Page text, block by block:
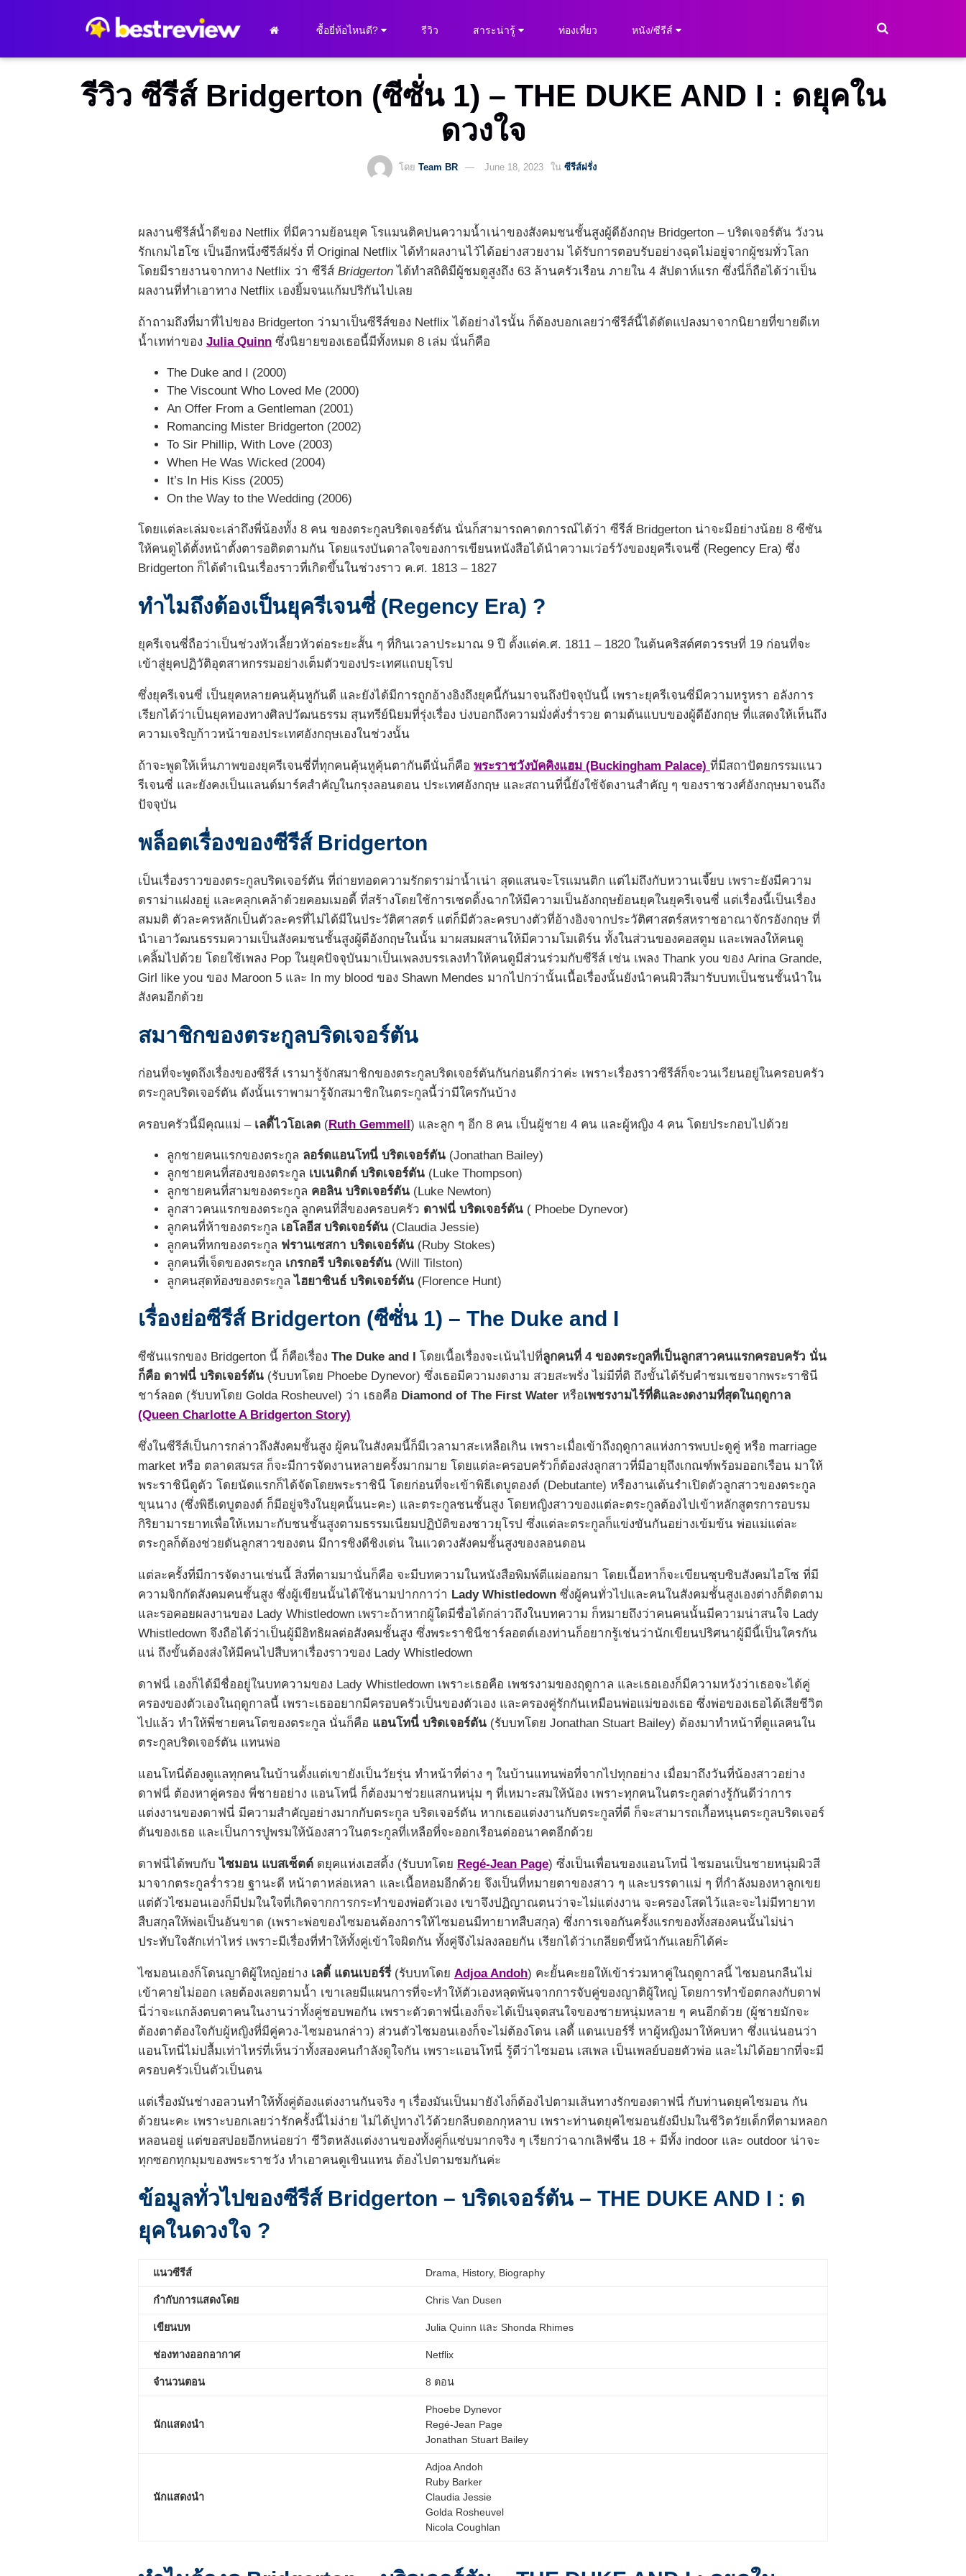
ซื้อยี่ห้อไหนดี? รีวิว สาระน่ารู้ ท่องเที่ยว หนัง/ซีรีส์
รีวิว ซีรีส์ Bridgerton (ซีซั่น 1) – THE DUKE AND I : ดยุคใน
ดวงใจ
โดย Team BR June 18, 2023 ใน ซีรีส์ฝรั่ง
ผลงานซีรีส์น้ำดีของ Netflix ที่มีความย้อนยุค โรแมนติคปนความน้ำเน่าของสังคมชนชั้นสูงผู้ดีอังกฤษ Bridgerton – บริดเจอร์ตัน วังวน
รักเกมไฮโซ เป็นอีกหนึ่งซีรีส์ฝรั่ง ที่ Original Netflix ได้ทำผลงานไว้ได้อย่างสวยงาม ได้รับการตอบรับอย่างฉุดไม่อยู่จากผู้ชมทั่วโลก
โดยมีรายงานจากทาง Netflix ว่า ซีรีส์ Bridgertonได้ทำสถิติมีผู้ชมดูสูงถึง 63 ล้านครัวเรือน ภายใน 4 สัปดาห์แรก ซึ่งนี่ก็ถือได้ว่าเป็น
ผลงานที่ทำเอาทาง Netflix เองยิ้มจนแก้มปริกันไปเลย
ถ้าถามถึงที่มาที่ไปของ Bridgerton ว่ามาเป็นซีรีส์ของ Netflix ได้อย่างไรนั้น ก็ต้องบอกเลยว่าซีรีส์นี้ได้ดัดแปลงมาจากนิยายที่ขายดีเท
น้ำเทท่าของ Julia Quinnซึ่งนิยายของเธอนี้มีทั้งหมด 8 เล่ม นั่นก็คือ
The Duke and I (2000)
The Viscount Who Loved Me (2000)
An Offer From a Gentleman (2001)
Romancing Mister Bridgerton (2002)
To Sir Phillip, With Love (2003)
When He Was Wicked (2004)
It’s In His Kiss (2005)
On the Way to the Wedding (2006)
โดยแต่ละเล่มจะเล่าถึงพี่น้องทั้ง 8 คน ของตระกูลบริดเจอร์ตัน นั่นก็สามารถคาดการณ์ได้ว่า ซีรีส์ Bridgerton น่าจะมีอย่างน้อย 8 ซีซัน
ให้คนดูได้ตั้งหน้าตั้งตารอติดตามกัน โดยแรงบันดาลใจของการเขียนหนังสือได้นำความเว่อร์วังของยุครีเจนซี่ (Regency Era) ซึ่ง
Bridgerton ก็ได้ดำเนินเรื่องราวที่เกิดขึ้นในช่วงราว ค.ศ. 1813 – 1827
ทำไมถึงต้องเป็นยุครีเจนซี่ (Regency Era) ?
ยุครีเจนซี่ถือว่าเป็นช่วงหัวเลี้ยวหัวต่อระยะสั้น ๆ ที่กินเวลาประมาณ 9 ปี ตั้งแต่ค.ศ. 1811 – 1820 ในต้นคริสต์ศตวรรษที่ 19 ก่อนที่จะ
เข้าสู่ยุคปฏิวัติอุตสาหกรรมอย่างเต็มตัวของประเทศแถบยุโรป
ซึ่งยุครีเจนซี่ เป็นยุคหลายคนคุ้นหูกันดี และยังได้มีการถูกอ้างอิงถึงยุคนี้กันมาจนถึงปัจจุบันนี้ เพราะยุครีเจนซี่มีความหรูหรา อลังการ
เรียกได้ว่าเป็นยุคทองทางศิลปวัฒนธรรม สุนทรีย์นิยมที่รุ่งเรื่อง บ่งบอกถึงความมั่งคั่งร่ำรวย ตามต้นแบบของผู้ดีอังกฤษ ที่แสดงให้เห็นถึง
ความเจริญก้าวหน้าของประเทศอังกฤษเองในช่วงนั้น
ถ้าจะพูดให้เห็นภาพของยุครีเจนซี่ที่ทุกคนคุ้นหูคุ้นตากันดีนั่นก็คือ พระราชวังบัคคิงแฮม (Buckingham Palace) ที่มีสถาปัตยกรรมแนว
รีเจนซี่ และยังคงเป็นแลนด์มาร์คสำคัญในกรุงลอนดอน ประเทศอังกฤษ และสถานที่นี้ยังใช้จัดงานสำคัญ ๆ ของราชวงศ์อังกฤษมาจนถึง
ปัจจุบัน
พล็อตเรื่องของซีรีส์ Bridgerton
เป็นเรื่องราวของตระกูลบริดเจอร์ตัน ที่ถ่ายทอดความรักดราม่าน้ำเน่า สุดแสนจะโรแมนติก แต่ไม่ถึงกับหวานเจี๊ยบ เพราะยังมีความ
ดราม่าแฝงอยู่ และคลุกเคล้าด้วยคอมเมอดี้ ที่สร้างโดยใช้การเซตติ้งฉากให้มีความเป็นอังกฤษย้อนยุคในยุครีเจนซี่ แต่เรื่องนี้เป็นเรื่อง
สมมติ ตัวละครหลักเป็นตัวละครที่ไม่ได้มีในประวัติศาสตร์ แต่ก็มีตัวละครบางตัวที่อ้างอิงจากประวัติศาสตร์สหราชอาณาจักรอังกฤษ ที่
นำเอาวัฒนธรรมความเป็นสังคมชนชั้นสูงผู้ดีอังกฤษในนั้น มาผสมผสานให้มีความโมเดิร์น ทั้งในส่วนของคอสตูม และเพลงให้คนดู
เคลิ้มไปด้วย โดยใช้เพลง Pop ในยุคปัจจุบันมาเป็นเพลงบรรเลงทำให้คนดูมีส่วนร่วมกับซีรีส์ เช่น เพลง Thank you ของ Arina Grande,
Girl like you ของ Maroon 5 และ In my blood ของ Shawn Mendes มากไปกว่านั้นเนื้อเรื่องนั้นยังนำคนผิวสีมารับบทเป็นชนชั้นนำใน
สังคมอีกด้วย
สมาชิกของตระกูลบริดเจอร์ตัน
ก่อนที่จะพูดถึงเรื่องของซีรีส์ เรามารู้จักสมาชิกของตระกูลบริดเจอร์ตันกันก่อนดีกว่าค่ะ เพราะเรื่องราวซีรีส์ก็จะวนเวียนอยู่ในครอบครัว
ตระกูลบริดเจอร์ตัน ดังนั้นเราพามารู้จักสมาชิกในตระกูลนี้ว่ามีใครกันบ้าง
ครอบครัวนี้มีคุณแม่ – เลดี้ไวโอเลต(Ruth Gemmell ) และลูก ๆ อีก 8 คน เป็นผู้ชาย 4 คน และผู้หญิง 4 คน โดยประกอบไปด้วย
ลูกชายคนแรกของตระกูล ลอร์ดแอนโทนี่ บริดเจอร์ตัน (Jonathan Bailey)
ลูกชายคนที่สองของตระกูล เบเนดิกต์ บริดเจอร์ตัน(Luke Thompson)
ลูกชายคนที่สามของตระกูล คอลิน บริดเจอร์ตัน(Luke Newton)
ลูกสาวคนแรกของตระกูล ลูกคนที่สี่ของครอบครัว ดาฟนี่ บริดเจอร์ตัน ( Phoebe Dynevor)
ลูกคนที่ห้าของตระกูล เอโลอีส บริดเจอร์ตัน (Claudia Jessie)
ลูกคนที่หกของตระกูล ฟรานเซสกา บริดเจอร์ตัน(Ruby Stokes)
ลูกคนที่เจ็ดของตระกูล เกรกอรี บริดเจอร์ตัน(Will Tilston)
ลูกคนสุดท้องของตระกูล ไฮยาซินธ์ บริดเจอร์ตัน(Florence Hunt)
เรื่องย่อซีรีส์ Bridgerton (ซีซั่น 1) – The Duke and I
ซีซันแรกของ Bridgerton นี้ ก็คือเรื่อง The Duke and I โดยเนื้อเรื่องจะเน้นไปที่ลูกคนที่ 4 ของตระกูลที่เป็นลูกสาวคนแรกครอบครัว นั่น
ก็คือ ดาฟนี่ บริดเจอร์ตัน (รับบทโดย Phoebe Dynevor) ซึ่งเธอมีความงดงาม สวยสะพรั่ง ไม่มีที่ติ ถึงขั้นได้รับคำชมเชยจากพระราชินี
ชาร์ลอต (รับบทโดย Golda Rosheuvel) ว่า เธอคือ Diamond of The First Waterหรือเพชรงามไร้ที่ติและงดงามที่สุดในฤดูกาล
(Queen Charlotte A Bridgerton Story)
ซึ่งในซีรีส์เป็นการกล่าวถึงสังคมชั้นสูง ผู้คนในสังคมนี้ก็มีเวลามาสะเหลือเกิน เพราะเมื่อเข้าถึงฤดูกาลแห่งการพบปะดูคู่ หรือ marriage
market หรือ ตลาดสมรส ก็จะมีการจัดงานหลายครั้งมากมาย โดยแต่ละครอบครัวก็ต้องส่งลูกสาวที่มีอายุถึงเกณฑ์พร้อมออกเรือน มาให้
พระราชินีดูตัว โดยนัดแรกก็ได้จัดโดยพระราชินี โดยก่อนที่จะเข้าพิธีเดบูตองต์ (Debutante) หรืองานเต้นรำเปิดตัวลูกสาวของตระกูล
ขุนนาง (ซึ่งพิธีเดบูตองต์ ก็มีอยู่จริงในยุคนั้นนะคะ) และตระกูลชนชั้นสูง โดยหญิงสาวของแต่ละตระกูลต้องไปเข้าหลักสูตรการอบรม
กิริยามารยาทเพื่อให้เหมาะกับชนชั้นสูงตามธรรมเนียมปฏิบัติของชาวยุโรป ซึ่งแต่ละตระกูลก็แข่งขันกันอย่างเข้มข้น พ่อแม่แต่ละ
ตระกูลก็ต้องช่วยดันลูกสาวของตน มีการชิงดีชิงเด่น ในแวดวงสังคมชั้นสูงของลอนดอน
แต่ละครั้งที่มีการจัดงานเช่นนี้ สิ่งที่ตามมานั่นก็คือ จะมีบทความในหนังสือพิมพ์ตีแผ่ออกมา โดยเนื้อหาก็จะเขียนซุบซิบสังคมไฮโซ ที่มี
ความจิกกัดสังคมคนชั้นสูง ซึ่งผู้เขียนนั้นได้ใช้นามปากกาว่า Lady Whistledown ซึ่งผู้คนทั่วไปและคนในสังคมชั้นสูงเองต่างก็ติดตาม
และรอคอยผลงานของ Lady Whistledown เพราะถ้าหากผู้ใดมีชื่อได้กล่าวถึงในบทความ ก็หมายถึงว่าคนคนนั้นมีความน่าสนใจ Lady
Whistledown จึงถือได้ว่าเป็นผู้มีอิทธิผลต่อสังคมชั้นสูง ซึ่งพระราชินีชาร์ลอตต์เองท่านก็อยากรู้เช่นว่านักเขียนปริศนาผู้มีนี้เป็นใครกัน
แน่ ถึงขั้นต้องส่งให้มีคนไปสืบหาเรื่องราวของ Lady Whistledown
ดาฟนี่ เองก็ได้มีชื่ออยู่ในบทความของ Lady Whistledown เพราะเธอคือ เพชรงามของฤดูกาล และเธอเองก็มีความหวังว่าเธอจะได้คู่
ครองของตัวเองในฤดูกาลนี้ เพราะเธออยากมีครอบครัวเป็นของตัวเอง และครองคู่รักกันเหมือนพ่อแม่ของเธอ ซึ่งพ่อของเธอได้เสียชีวิต
ไปแล้ว ทำให้พี่ชายคนโตของตระกูล นั่นก็คือ แอนโทนี่ บริดเจอร์ตัน(รับบทโดย Jonathan Stuart Bailey) ต้องมาทำหน้าที่ดูแลคนใน
ตระกูลบริดเจอร์ตัน แทนพ่อ
แอนโทนี่ต้องดูแลทุกคนในบ้านตั้งแต่เขายังเป็นวัยรุ่น ทำหน้าที่ต่าง ๆ ในบ้านแทนพ่อที่จากไปทุกอย่าง เมื่อมาถึงวันที่น้องสาวอย่าง
ดาฟนี่ ต้องหาคู่ครอง พี่ชายอย่าง แอนโทนี่ ก็ต้องมาช่วยแสกนหนุ่ม ๆ ที่เหมาะสมให้น้อง เพราะทุกคนในตระกูลต่างรู้กันดีว่าการ
แต่งงานของดาฟนี่ มีความสำคัญอย่างมากกับตระกูล บริดเจอร์ตัน หากเธอแต่งงานกับตระกูลที่ดี ก็จะสามารถเกื้อหนุนตระกูลบริดเจอร์
ตันของเธอ และเป็นการปูพรมให้น้องสาวในตระกูลที่เหลือที่จะออกเรือนต่ออนาคตอีกด้วย
ดาฟนี่ได้พบกับ ไซมอน แบสเซ็ตต์ดยุคแห่งเฮสติ้ง (รับบทโดย Regé-Jean Page) ซึ่งเป็นเพื่อนของแอนโทนี่ ไซมอนเป็นชายหนุ่มผิวสี
มาจากตระกูลร่ำรวย ฐานะดี หน้าตาหล่อเหลา และเนื้อหอมอีกด้วย จึงเป็นที่หมายตาของสาว ๆ และบรรดาแม่ ๆ ที่กำลังมองหาลูกเขย
แต่ตัวไซมอนเองก็มีปมในใจที่เกิดจากการกระทำของพ่อตัวเอง เขาจึงปฏิญาณตนว่าจะไม่แต่งงาน จะครองโสดไว้และจะไม่มีทายาท
สืบสกุลให้พ่อเป็นอันขาด (เพราะพ่อของไซมอนต้องการให้ไซมอนมีทายาทสืบสกุล) ซึ่งการเจอกันครั้งแรกของทั้งสองคนนั้นไม่น่า
ประทับใจสักเท่าไหร่ เพราะมีเรื่องที่ทำให้ทั้งคู่เข้าใจผิดกัน ทั้งคู่จึงไม่ลงลอยกัน เรียกได้ว่าเกลียดขี้หน้ากันเลยก็ได้ค่ะ
ไซมอนเองก็โดนญาติผู้ใหญ่อย่าง เลดี้ แดนเบอร์รี่ (รับบทโดย Adjoa Andoh) คะยั้นคะยอให้เข้าร่วมหาคู่ในฤดูกาลนี้ ไซมอนกลืนไม่
เข้าคายไม่ออก เลยต้องเลยตามน้ำ เขาเลยมีแผนการที่จะทำให้ตัวเองหลุดพ้นจากการจับคู่ของญาติผู้ใหญ่ โดยการทำข้อตกลงกับดาฟ
นี่ว่าจะแกล้งตบตาคนในงานว่าทั้งคู่ชอบพอกัน เพราะตัวดาฟนี่เองก็จะได้เป็นจุดสนใจของชายหนุ่มหลาย ๆ คนอีกด้วย (ผู้ชายมักจะ
ต้องตาต้องใจกับผู้หญิงที่มีคู่ควง-ไซมอนกล่าว) ส่วนตัวไซมอนเองก็จะไม่ต้องโดน เลดี้ แดนเบอร์รี่ หาผู้หญิงมาให้คบหา ซึ่งแน่นอนว่า
แอนโทนี่ไม่ปลื้มเท่าไหร่ที่เห็นว่าทั้งสองคนกำลังดูใจกัน เพราะแอนโทนี่ รู้ดีว่าไซมอน เสเพล เป็นเพลย์บอยตัวพ่อ และไม่ได้อยากที่จะมี
ครอบครัวเป็นตัวเป็นตน
แต่เรื่องมันช่างอลวนทำให้ทั้งคู่ต้องแต่งงานกันจริง ๆ เรื่องมันเป็นมายังไงก็ต้องไปตามเส้นทางรักของดาฟนี่ กับท่านดยุคไซมอน กัน
ด้วยนะคะ เพราะบอกเลยว่ารักครั้งนี้ไม่ง่าย ไม่ได้ปูทางไว้ด้วยกลีบดอกกุหลาบ เพราะท่านดยุคไซมอนยังมีปมในชีวิตวัยเด็กที่ตามหลอก
หลอนอยู่ แต่ขอสปอยอีกหน่อยว่า ชีวิตหลังแต่งงานของทั้งคู่ก็แซ่บมากจริง ๆ เรียกว่าฉากเลิฟซีน 18 + มีทั้ง indoor และ outdoor น่าจะ
ทุกซอกทุกมุมของพระราชวัง ทำเอาคนดูเขินแทน ต้องไปตามชมกันค่ะ
ข้อมูลทั่วไปของซีรีส์ Bridgerton – บริดเจอร์ตัน – THE DUKE AND I : ด
ยุคในดวงใจ ?
แนวซีรีส์ Drama, History, Biography
กำกับการแสดงโดย Chris Van Dusen
เขียนบท Julia Quinn และ Shonda Rhimes
ช่องทางออกอากาศ Netflix
จำนวนตอน 8 ตอน
นักแสดงนำ
Phoebe Dynevor
Regé-Jean Page
Jonathan Stuart Bailey
นักแสดงนำ
Adjoa Andoh
Ruby Barker
Claudia Jessie
Golda Rosheuvel
Nicola Coughlan